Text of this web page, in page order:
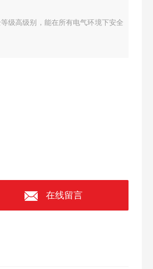
级高级别，能在所有电气环境下安全
在线留言